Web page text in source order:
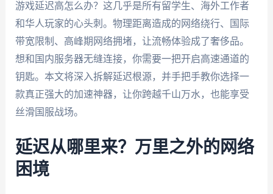
游戏延迟高怎么办？这几乎是所有留学生、海外工作者
和华人玩家的心头刺。物理距离造成的网络绕行、国际
带宽限制、高峰期网络拥堵，让流畅体验成了奢侈品。
想和国内服务器无缝连接，你需要一把开启高速通道的
钥匙。本文将深入拆解延迟根源，并手把手教你选择一
款真正强大的加速神器，让你跨越千山万水，也能享受
丝滑国服战场。
延迟从哪里来？万里之外的网络
困境